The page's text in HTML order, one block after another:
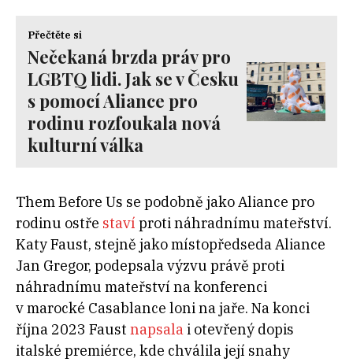
Přečtěte si
Nečekaná brzda práv pro
LGBTQ lidi. Jak se v Česku
s pomocí Aliance pro
rodinu rozfoukala nová
kulturní válka
Them Before Us se podobně jako Aliance pro
rodinu ostře staví proti náhradnímu mateřství.
Katy Faust, stejně jako místopředseda Aliance
Jan Gregor, podepsala výzvu právě proti
náhradnímu mateřství na konferenci
v marocké Casablance loni na jaře. Na konci
října 2023 Faust napsalai otevřený dopis
italské premiérce, kde chválila její snahy